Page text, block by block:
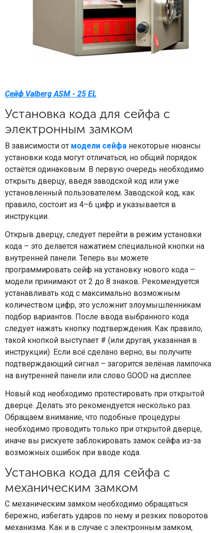
Сейф Valberg ASM - 25 EL
Установка кода для сейфа с
электронным замком
В зависимости от модели сейфа некоторые нюансы
установки кода могут отличаться, но общий порядок
остаётся одинаковым. В первую очередь необходимо
открыть дверцу, введя заводской код или уже
установленный пользователем. Заводской код, как
правило, состоит из 4–6 цифр и указывается в
инструкции.
Открыв дверцу, следует перейти в режим установки
кода – это делается нажатием специальной кнопки на
внутренней панели. Теперь вы можете
программировать сейф на установку нового кода –
модели принимают от 2 до 8 знаков. Рекомендуется
устанавливать код с максимально возможным
количеством цифр, это усложнит злоумышленникам
подбор вариантов. После ввода выбранного кода
следует нажать кнопку подтверждения. Как правило,
такой кнопкой выступает # (или другая, указанная в
инструкции). Если всё сделано верно, вы получите
подтверждающий сигнал – загорится зелёная лампочка
на внутренней панели или слово GOOD на дисплее.
Новый код необходимо протестировать при открытой
дверце. Делать это рекомендуется несколько раз.
Обращаем внимание, что подобные процедуры
необходимо проводить только при открытой дверце,
иначе вы рискуете заблокировать замок сейфа из-за
возможных ошибок при вводе кода.
Установка кода для сейфа с
механическим замком
С механическим замком необходимо обращаться
бережно, избегать ударов по нему и резких поворотов
механизма. Как и в случае с электронным замком,